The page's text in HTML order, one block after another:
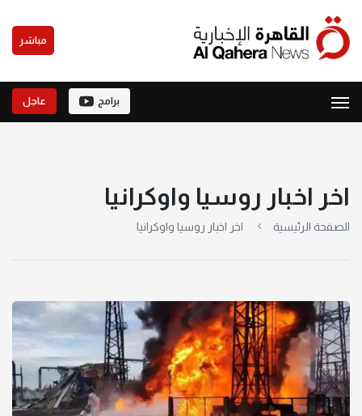
مباشر
برامج عاجل
اخر اخبار روسيا واوكرانيا
الصفحة الرئيسية اخر اخبار روسيا واوكرانيا